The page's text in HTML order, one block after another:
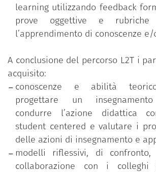
learning utilizzando feedback
prove oggettive e
l’apprendimento di conoscenze
A conclusione del percorso L2T i
acquisito:
conoscenze e abilità
progettare un
condurre l’azione didattica
student centered e valutare i
delle azioni di insegnamento e
modelli riflessivi, di confronto,
collaborazione con i colleghi